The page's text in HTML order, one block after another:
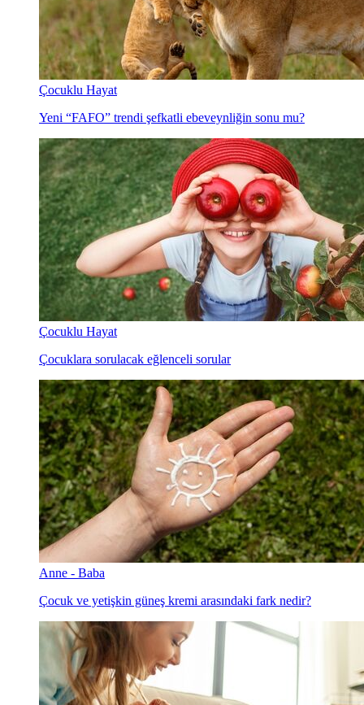
Çocuklu Hayat
Yeni “FAFO” trendi şefkatli ebeveynliğin sonu mu?
Çocuklu Hayat
Çocuklara sorulacak eğlenceli sorular
Anne - Baba
Çocuk ve yetişkin güneş kremi arasındaki fark nedir?